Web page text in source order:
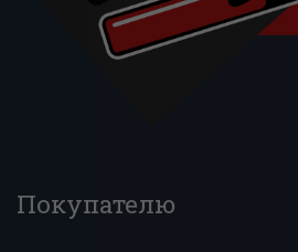
Покупателю